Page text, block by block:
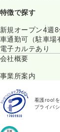
特徴で探す
新規オープン4週8
車通勤可（駐車場
電子カルテあり
会社概要
事業所案内
看護roo!
プライバ